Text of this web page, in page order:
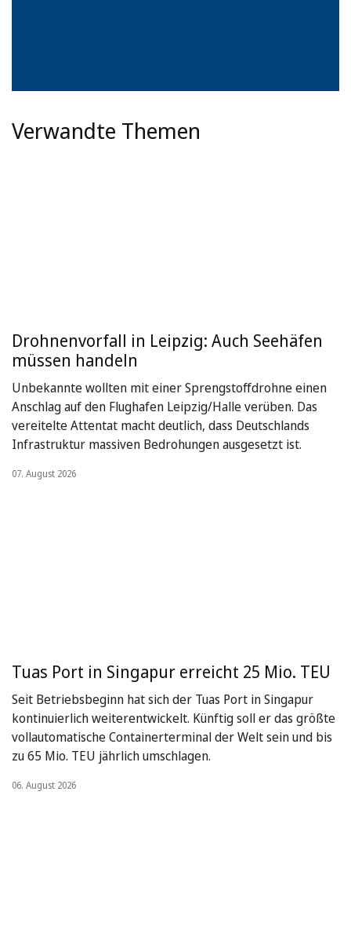
Verwandte Themen
Drohnenvorfall in Leipzig: Auch Seehäfen
müssen handeln
Unbekannte wollten mit einer Sprengstoffdrohne einen
Anschlag auf den Flughafen Leipzig/Halle verüben. Das
vereitelte Attentat macht deutlich, dass Deutschlands
Infrastruktur massiven Bedrohungen ausgesetzt ist.
07. August 2026
Tuas Port in Singapur erreicht 25 Mio. TEU
Seit Betriebsbeginn hat sich der Tuas Port in Singapur
kontinuierlich weiterentwickelt. Künftig soll er das größte
vollautomatische Containerterminal der Welt sein und bis
zu 65 Mio. TEU jährlich umschlagen.
06. August 2026